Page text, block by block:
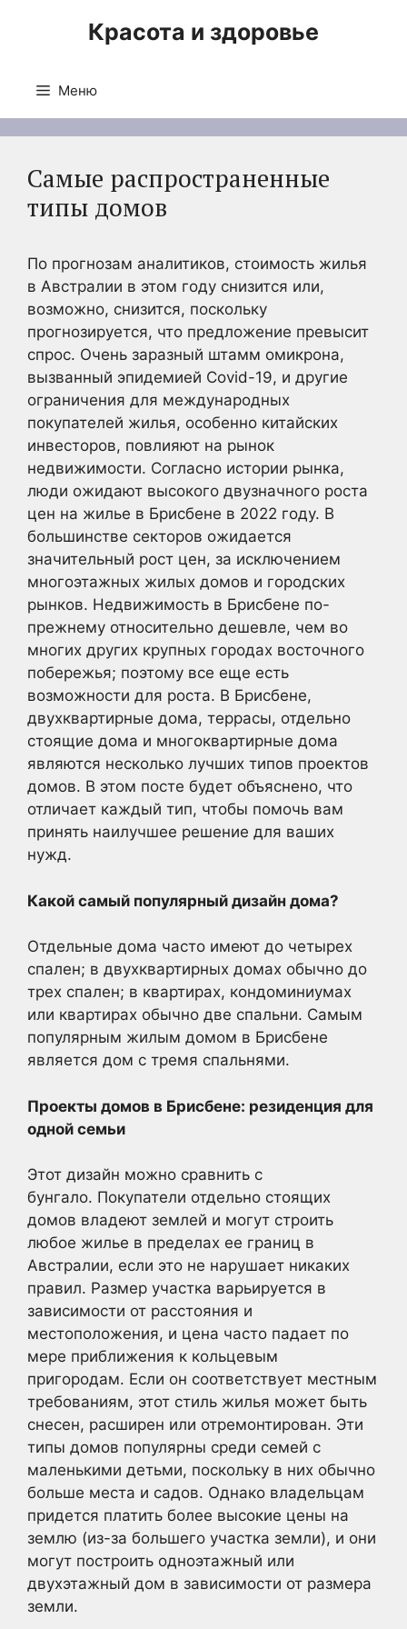
Красота и здоровье
Меню
Самые распространенные
типы домов
По прогнозам аналитиков, стоимость жилья
в Австралии в этом году снизится или,
возможно, снизится, поскольку
прогнозируется, что предложение превысит
спрос. Очень заразный штамм омикрона,
вызванный эпидемией Covid-19, и другие
ограничения для международных
покупателей жилья, особенно китайских
инвесторов, повлияют на рынок
недвижимости. Согласно истории рынка,
люди ожидают высокого двузначного роста
цен на жилье в Брисбене в 2022 году. В
большинстве секторов ожидается
значительный рост цен, за исключением
многоэтажных жилых домов и городских
рынков. Недвижимость в Брисбене по-
прежнему относительно дешевле, чем во
многих других крупных городах восточного
побережья; поэтому все еще есть
возможности для роста. В Брисбене,
двухквартирные дома, террасы, отдельно
стоящие дома и многоквартирные дома
являются несколько лучших типов проектов
домов. В этом посте будет объяснено, что
отличает каждый тип, чтобы помочь вам
принять наилучшее решение для ваших
нужд.
Какой самый популярный дизайн дома?
Отдельные дома часто имеют до четырех
спален; в двухквартирных домах обычно до
трех спален; в квартирах, кондоминиумах
или квартирах обычно две спальни. Самым
популярным жилым домом в Брисбене
является дом с тремя спальнями.
Проекты домов в Брисбене: резиденция для
одной семьи
Этот дизайн можно сравнить с
бунгало. Покупатели отдельно стоящих
домов владеют землей и могут строить
любое жилье в пределах ее границ в
Австралии, если это не нарушает никаких
правил. Размер участка варьируется в
зависимости от расстояния и
местоположения, и цена часто падает по
мере приближения к кольцевым
пригородам. Если он соответствует местным
требованиям, этот стиль жилья может быть
снесен, расширен или отремонтирован. Эти
типы домов популярны среди семей с
маленькими детьми, поскольку в них обычно
больше места и садов. Однако владельцам
придется платить более высокие цены на
землю (из-за большего участка земли), и они
могут построить одноэтажный или
двухэтажный дом в зависимости от размера
земли.